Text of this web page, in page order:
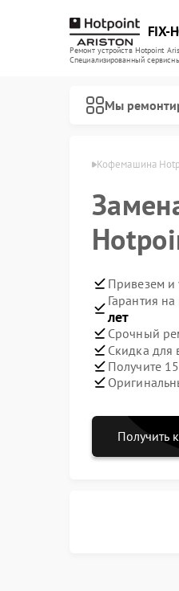
FIX-
Ремонт устройств Hotpoint
Специализированный
Мы
Кофемашина
Привезем и
Гарантия
лет
Срочный
Скидка для
Получите
Получить